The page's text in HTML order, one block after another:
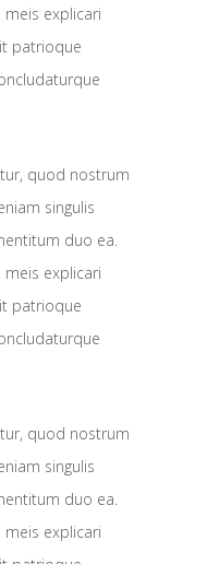
explicari
patrioque
quod nostrum
singulis
duo ea.
explicari
patrioque
quod nostrum
singulis
duo ea.
explicari